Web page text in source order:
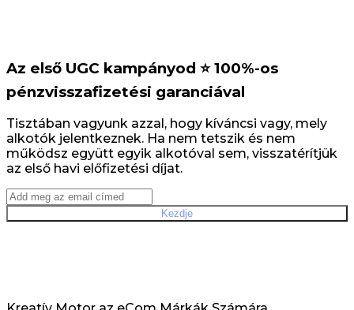
Az első UGC kampányod ⭐️ 100%-os
pénzvisszafizetési garanciával
Tisztában vagyunk azzal, hogy kíváncsi vagy, mely
alkotók jelentkeznek. Ha nem tetszik és nem
működsz együtt egyik alkotóval sem, visszatérítjük
az első havi előfizetési díjat.
Kezdje